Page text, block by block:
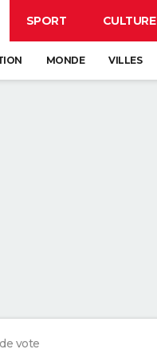
SPORT CULTURE
MONDE VILLES
vote